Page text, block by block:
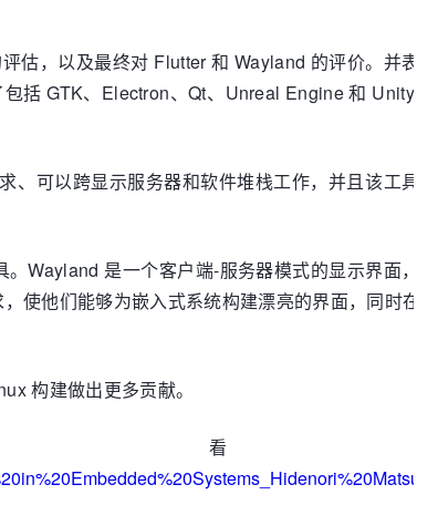
估，以及最终对 Flutter 和 Wayland 的评价。并表
括 GTK、Electron、Qt、Unreal Engine 和 Unity
、可以跨显示服务器和软件堆栈工作，并且该工具
Wayland 是一个客户端-服务器模式的显示界面，
使他们能够为嵌入式系统构建漂亮的界面，同时在
构建做出更多贡献。
看